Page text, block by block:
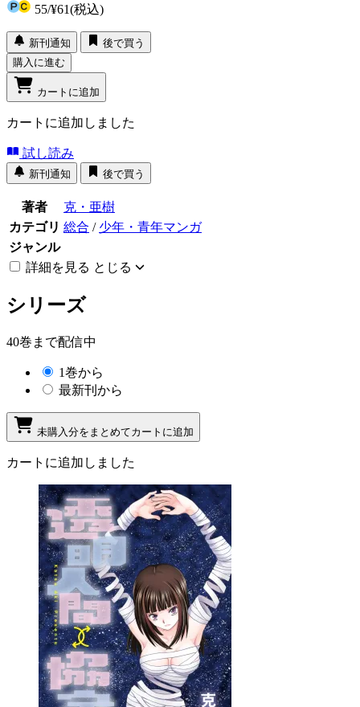
55/¥61(税込)
新刊通知
後で買う
購入に進む
カートに追加
カートに追加しました
試し読み
新刊通知 後で買う
著者
克・亜樹
カテゴリ 総合 / 少年・青年マンガ
ジャンル
詳細を見る とじる
シリーズ
40巻まで配信中
1巻から
最新刊から
未購入分をまとめてカートに追加
カートに追加しました